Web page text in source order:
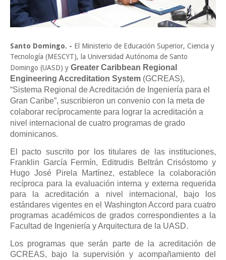
Santo Domingo. - El Ministerio de Educación Superior, Ciencia y
Tecnología (MESCYT), la Universidad Autónoma de Santo
Domingo (UASD) y Greater Caribbean Regional
Engineering Accreditation System (GCREAS),
“Sistema Regional de Acreditación de Ingeniería para el
Gran Caribe”, suscribieron un convenio con la meta de
colaborar recíprocamente para lograr la acreditación a
nivel internacional de cuatro programas de grado
dominicanos.
El pacto suscrito por los titulares de las instituciones,
Franklin García Fermín, Editrudis Beltrán Crisóstomo y
Hugo José Pirela Martínez, establece la colaboración
recíproca para la evaluación interna y externa requerida
para la acreditación a nivel internacional, bajo los
estándares vigentes en el Washington Accord para cuatro
programas académicos de grados correspondientes a la
Facultad de Ingeniería y Arquitectura de la UASD.
Los programas que serán parte de la acreditación de
GCREAS, bajo la supervisión y acompañamiento del